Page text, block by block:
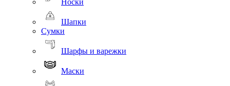
Носки
Шапки
Сумки
Шарфы и варежки
Маски